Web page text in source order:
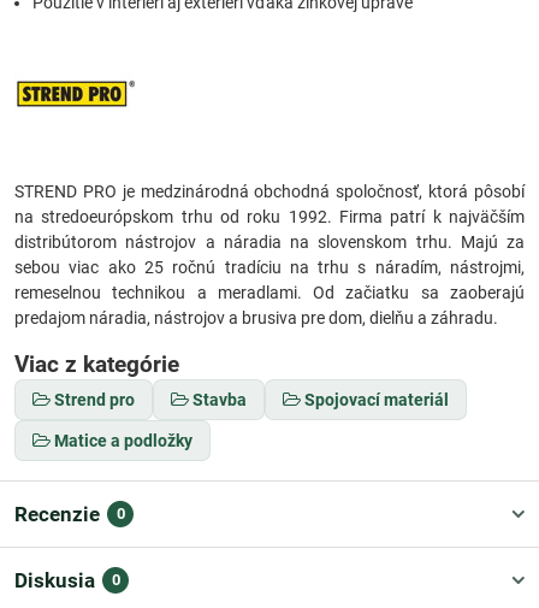
STREND PRO je medzinárodná obchodná spoločnosť, ktorá pôsobí
na stredoeurópskom trhu od roku 1992. Firma patrí k najväčším
distribútorom nástrojov a náradia na slovenskom trhu. Majú za
sebou viac ako 25 ročnú tradíciu na trhu s náradím, nástrojmi,
remeselnou technikou a meradlami. Od začiatku sa zaoberajú
predajom náradia, nástrojov a brusiva pre dom, dielňu a záhradu.
Viac z kategórie
Strend pro Stavba Spojovací materiál
Matice a podložky
Recenzie 0
Diskusia 0